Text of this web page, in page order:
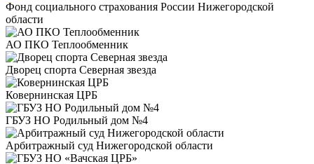
Фонд социального страхования России Нижегородской
области
АО ПКО Теплообменник
Дворец спорта Северная звезда
Ковернинская ЦРБ
ГБУЗ НО Родильный дом №4
Арбитражный суд Нижегородской области